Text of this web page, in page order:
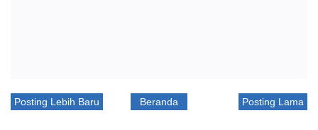
Posting Lebih Baru Posting Lama
Beranda